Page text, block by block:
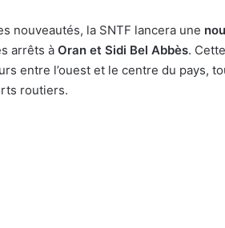
nouveautés, la SNTF lancera une
arrêts à Oran et Sidi Bel Abbès.
entre l’ouest et le centre du pays,
routiers.